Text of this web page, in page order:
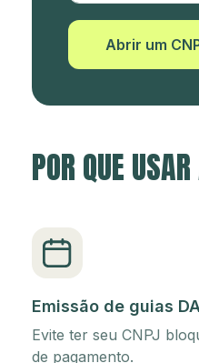
Abrir um
POR QUE
Emissão de guias
Evite ter seu CNPJ
de pagamento.